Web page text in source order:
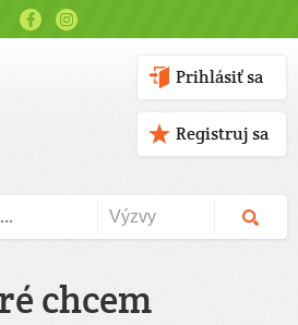
Prihlásiť sa
Registruj sa
chcem